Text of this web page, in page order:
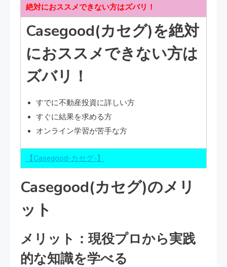
絶対におススメできない方はズバリ！
Casegood(カセグ)を絶対
におススメできない方は
ズバリ！
すでに不動産投資に詳しい方
すぐに結果を求める方
オンライン学習が苦手な方
【Casegood-カセグ-】
Casegood(カセグ)のメリ
ット
メリット：現役プロから実践
的な知識を学べる